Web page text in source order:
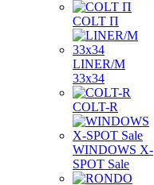
COLT П
LINER/М
33х34
COLT-R
WINDOWS X-
SPOT Sale